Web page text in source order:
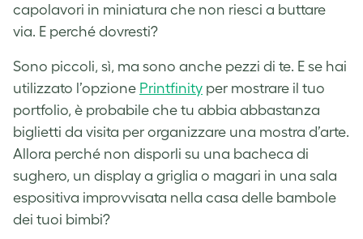
capolavori in miniatura che non riesci a buttare
via. E perché dovresti?
Sono piccoli, sì, ma sono anche pezzi di te. E se hai
utilizzato l’opzione Printfinity per mostrare il tuo
portfolio, è probabile che tu abbia abbastanza
biglietti da visita per organizzare una mostra d’arte.
Allora perché non disporli su una bacheca di
sughero, un display a griglia o magari in una sala
espositiva improvvisata nella casa delle bambole
dei tuoi bimbi?